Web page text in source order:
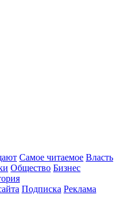
Самое читаемое Власть
Общество Бизнес
Подписка Реклама